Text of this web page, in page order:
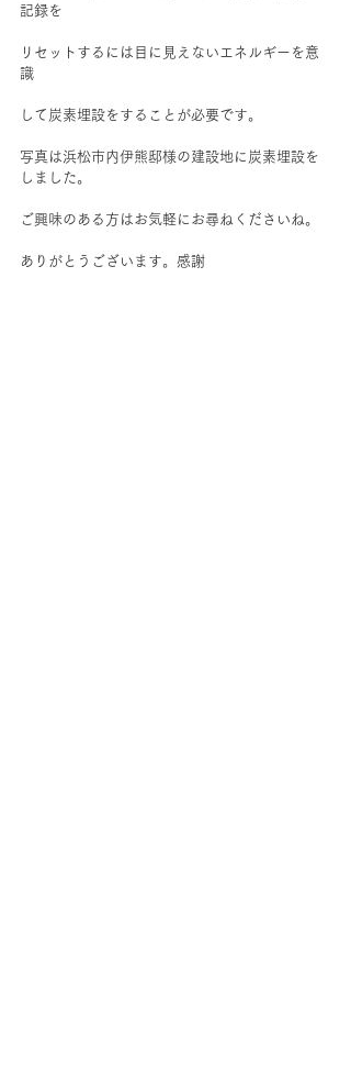
記録を
リセットするには目に見えないエネルギーを意
識
して炭素埋設をすることが必要です。
写真は浜松市内伊熊邸様の建設地に炭素埋設を
しました。
ご興味のある方はお気軽にお尋ねくださいね。
ありがとうございます。感謝